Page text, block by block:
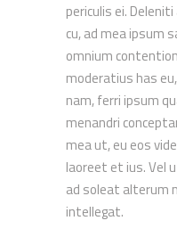
periculis ei.
cu, ad mea ipsum
omnium
moderatius has
nam, ferri ipsum
menandri
mea ut, eu eos
laoreet et ius. Vel
ad soleat alterum
intellegat.